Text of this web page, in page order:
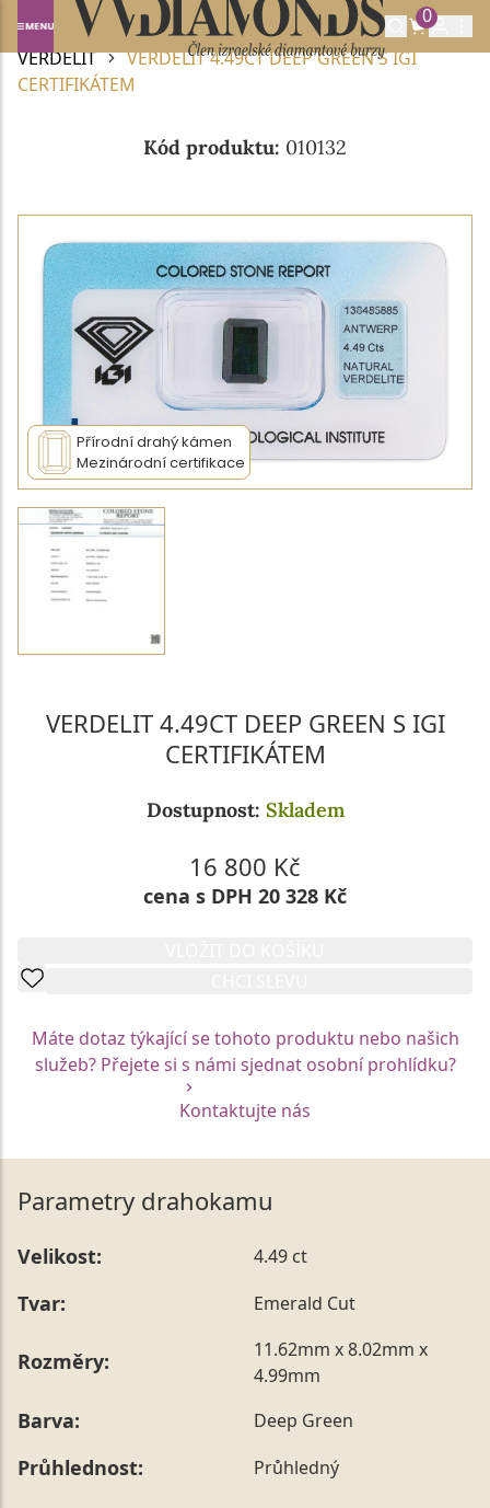
0
Domů
DRAHOKAMY A POLODRAHOKAMY
VERDELIT
VERDELIT 4.49CT DEEP GREEN S IGI
CERTIFIKÁTEM
Kód produktu: 010132
Přírodní drahý kámen
Mezinárodní certifikace
VERDELIT 4.49CT DEEP GREEN S IGI
CERTIFIKÁTEM
Dostupnost: Skladem
16 800 Kč
cena s DPH 20 328 Kč
Máte dotaz týkající se tohoto produktu nebo našich
služeb? Přejete si s námi sjednat osobní prohlídku?
Kontaktujte nás
Parametry drahokamu
Velikost: 4.49 ct
Tvar: Emerald Cut
Rozměry:
11.62mm x 8.02mm x
4.99mm
Barva: Deep Green
Průhlednost: Průhledný